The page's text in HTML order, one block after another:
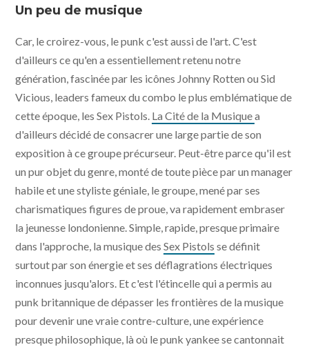
Un peu de musique
Car, le croirez-vous, le punk c'est aussi de l'art. C'est
d'ailleurs ce qu'en a essentiellement retenu notre
génération, fascinée par les icônes Johnny Rotten ou Sid
Vicious, leaders fameux du combo le plus emblématique de
cette époque, les Sex Pistols. La Cité de la Musiquea
d'ailleurs décidé de consacrer une large partie de son
exposition à ce groupe précurseur. Peut-être parce qu'il est
un pur objet du genre, monté de toute pièce par un manager
habile et une styliste géniale, le groupe, mené par ses
charismatiques figures de proue, va rapidement embraser
la jeunesse londonienne. Simple, rapide, presque primaire
dans l'approche, la musique desSex Pistols se définit
surtout par son énergie et ses déflagrations électriques
inconnues jusqu'alors. Et c'est l'étincelle qui a permis au
punk britannique de dépasser les frontières de la musique
pour devenir une vraie contre-culture, une expérience
presque philosophique, là où le punk yankee se cantonnait